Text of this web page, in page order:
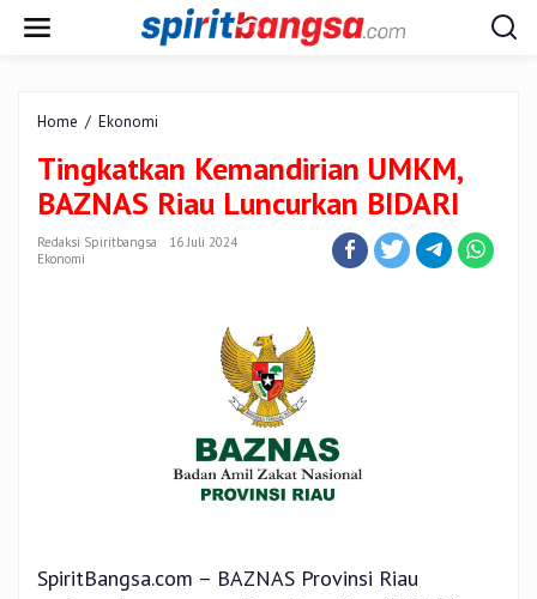
Home / Ekonomi
UMKM,
BAZNAS
Riau
Luncurkan
Tingkatkan Kemandirian UMKM,
BAZNAS Riau Luncurkan BIDARI
Redaksi Spiritbangsa
16 Juli 2024
Ekonomi
SpiritBangsa.com – BAZNAS Provinsi Riau